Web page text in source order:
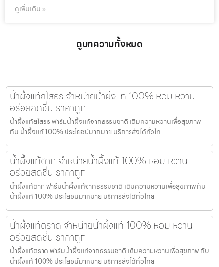
ดูเพิ่มเติม »
ดูบทความทั้งหมด
น้ำผึ้งแท้ยโสธร จำหน่ายน้ำผึ้งแท้ 100% หอม หวาน
อร่อยสดชื่น ราคาถูก
น้ำผึ้งแท้ยโสธร ฟาร์มน้ำผึ้งแท้จากธรรมชาติ เติมความหวานเพื่อสุขภาพ
กับ น้ำผึ้งแท้ 100% ประโยชน์มากมาย บริการส่งได้ทั่วไท
น้ำผึ้งแท้ตาก จำหน่ายน้ำผึ้งแท้ 100% หอม หวาน
อร่อยสดชื่น ราคาถูก
น้ำผึ้งแท้ตาก ฟาร์มน้ำผึ้งแท้จากธรรมชาติ เติมความหวานเพื่อสุขภาพ กับ
น้ำผึ้งแท้ 100% ประโยชน์มากมาย บริการส่งได้ทั่วไทย
น้ำผึ้งแท้ตราด จำหน่ายน้ำผึ้งแท้ 100% หอม หวาน
อร่อยสดชื่น ราคาถูก
น้ำผึ้งแท้ตราด ฟาร์มน้ำผึ้งแท้จากธรรมชาติ เติมความหวานเพื่อสุขภาพ กับ
น้ำผึ้งแท้ 100% ประโยชน์มากมาย บริการส่งได้ทั่วไทย